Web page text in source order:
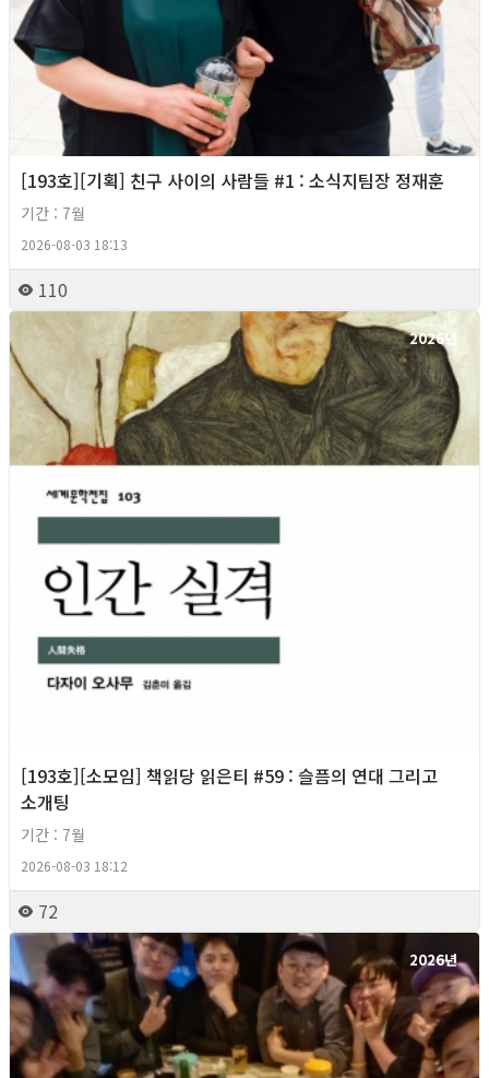
[193호][기획] 친구 사이의 사람들 #1 : 소식지팀장 정재훈
기간 : 7월
2026-08-03 18:13
110
2026년
[193호][소모임] 책읽당 읽은티 #59 : 슬픔의 연대 그리고
소개팅
기간 : 7월
2026-08-03 18:12
72
2026년